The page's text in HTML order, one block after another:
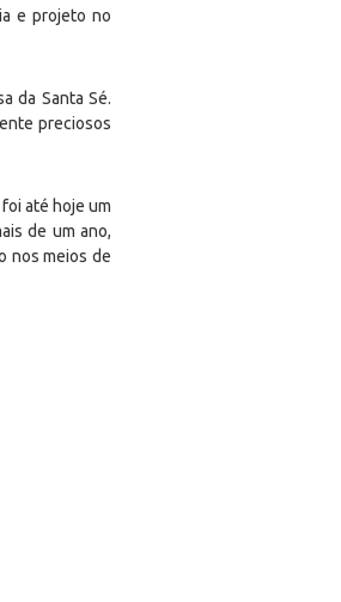
e projeto no
da Santa Sé.
preciosos
até hoje um
de um ano,
nos meios de